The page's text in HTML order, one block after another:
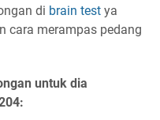
di brain test ya
cara merampas pedang
untuk dia